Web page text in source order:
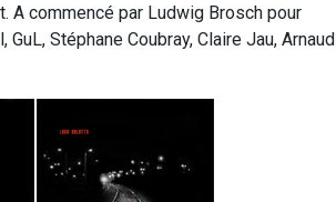
A commencé par Ludwig Brosch pour
GuL, Stéphane Coubray, Claire Jau, Arnaud